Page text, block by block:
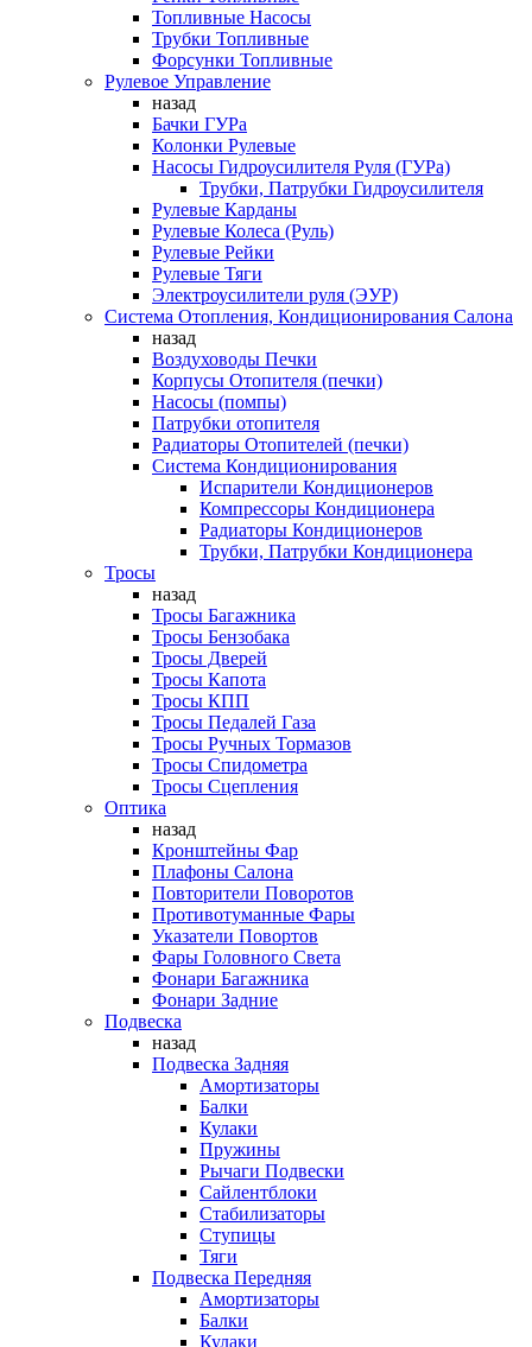
Топливные Насосы
Трубки Топливные
Форсунки Топливные
Рулевое Управление
назад
Бачки ГУРа
Колонки Рулевые
Насосы Гидроусилителя Руля (ГУРа)
Трубки, Патрубки Гидроусилителя
Рулевые Карданы
Рулевые Колеса (Руль)
Рулевые Рейки
Рулевые Тяги
Электроусилители руля (ЭУР)
Система Отопления, Кондиционирования Салона
назад
Воздуховоды Печки
Корпусы Отопителя (печки)
Насосы (помпы)
Патрубки отопителя
Радиаторы Отопителей (печки)
Система Кондиционирования
Испарители Кондиционеров
Компрессоры Кондиционера
Радиаторы Кондиционеров
Трубки, Патрубки Кондиционера
Тросы
назад
Тросы Багажника
Тросы Бензобака
Тросы Дверей
Тросы Капота
Тросы КПП
Тросы Педалей Газа
Тросы Ручных Тормазов
Тросы Спидометра
Тросы Сцепления
Оптика
назад
Кронштейны Фар
Плафоны Салона
Повторители Поворотов
Противотуманные Фары
Указатели Повортов
Фары Головного Света
Фонари Багажника
Фонари Задние
Подвеска
назад
Подвеска Задняя
Амортизаторы
Балки
Кулаки
Пружины
Рычаги Подвески
Сайлентблоки
Стабилизаторы
Ступицы
Тяги
Подвеска Передняя
Амортизаторы
Балки
Кулаки